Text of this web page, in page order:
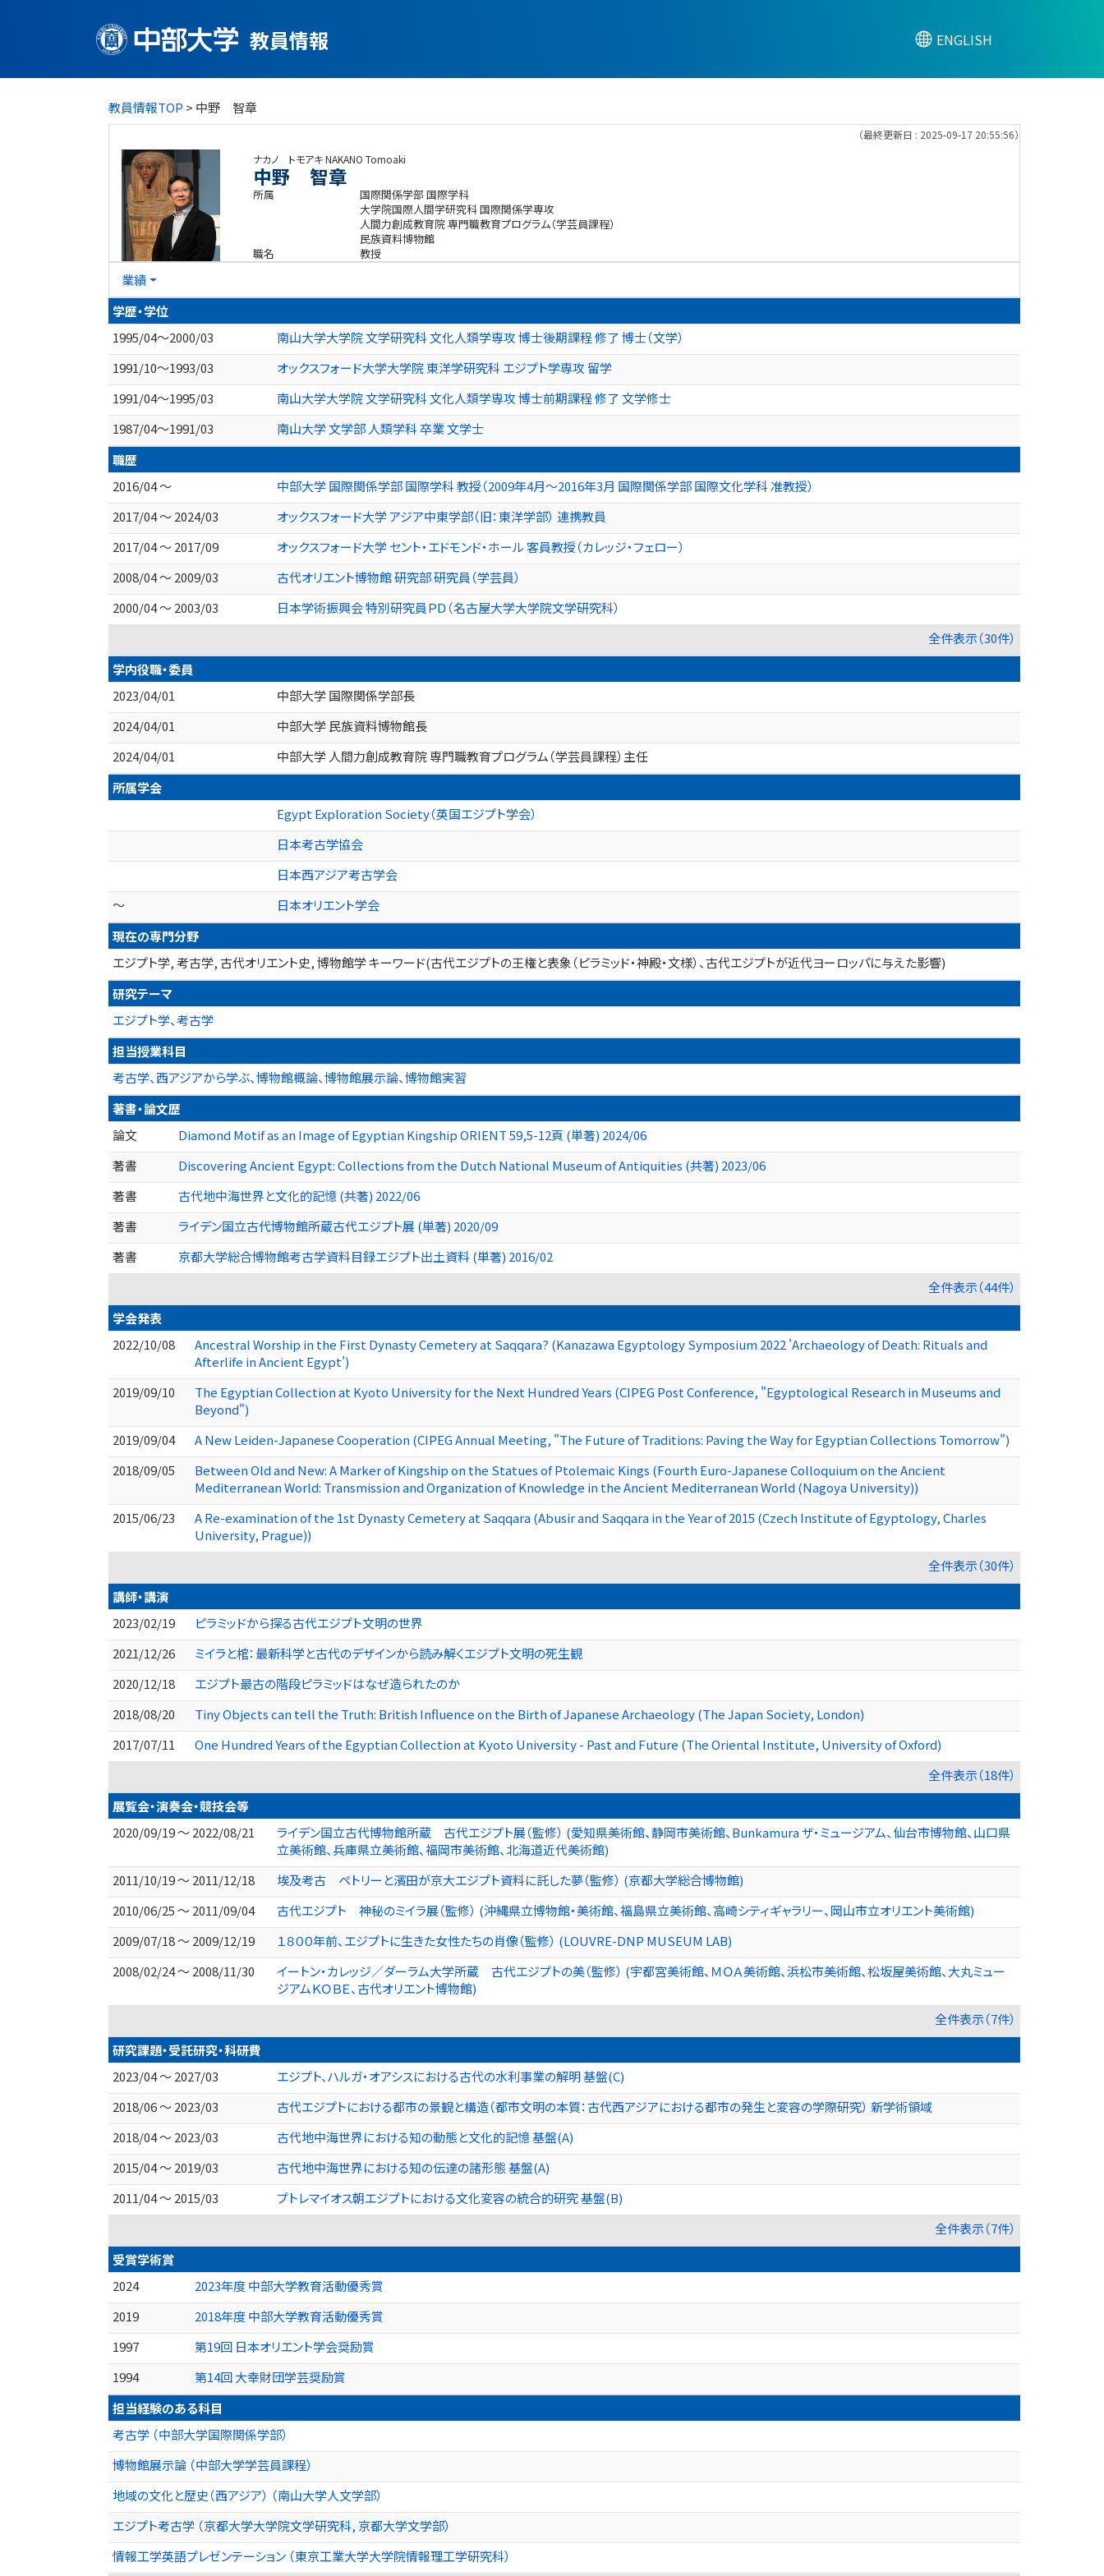
教員情報 ENGLISH
教員情報TOP > 中野 智章
（最終更新日 : 2025-09-17 20:55:56）
ナカノ トモアキNAKANO Tomoaki
中野 智章
所属
国際関係学部 国際学科
大学院国際人間学研究科 国際関係学専攻
人間力創成教育院 専門職教育プログラム（学芸員課程）
民族資料博物館
職名
教授
業績
学歴・学位
1995/04～2000/03
南山大学大学院 文学研究科 文化人類学専攻 博士後期課程 修了 博士（文学）
1991/10～1993/03
オックスフォード大学大学院 東洋学研究科 エジプト学専攻 留学
1991/04～1995/03
南山大学大学院 文学研究科 文化人類学専攻 博士前期課程 修了 文学修士
1987/04～1991/03
南山大学 文学部 人類学科 卒業 文学士
職歴
2016/04 ～
中部大学 国際関係学部 国際学科 教授（2009年4月〜2016年3月 国際関係学部 国際文化学科 准教授）
2017/04 ～ 2024/03
オックスフォード大学 アジア中東学部（旧：東洋学部） 連携教員
2017/04 ～ 2017/09
オックスフォード大学 セント・エドモンド・ホール 客員教授（カレッジ・フェロー）
2008/04 ～ 2009/03
古代オリエント博物館 研究部 研究員（学芸員）
2000/04 ～ 2003/03
日本学術振興会 特別研究員ＰＤ（名古屋大学大学院文学研究科）
全件表示（30件）
学内役職・委員
2023/04/01
中部大学 国際関係学部長
2024/04/01
中部大学 民族資料博物館長
2024/04/01
中部大学 人間力創成教育院 専門職教育プログラム（学芸員課程）主任
所属学会
Egypt Exploration Society（英国エジプト学会）
日本考古学協会
日本西アジア考古学会
～
日本オリエント学会
現在の専門分野
エジプト学, 考古学, 古代オリエント史, 博物館学 キーワード(古代エジプトの王権と表象（ピラミッド・神殿・文様）、古代エジプトが近代ヨーロッパに与えた影響)
研究テーマ
エジプト学、考古学
担当授業科目
考古学、西アジアから学ぶ、博物館概論、博物館展示論、博物館実習
著書・論文歴
論文
Diamond Motif as an Image of Egyptian Kingship ORIENT 59,5-12頁 (単著) 2024/06
著書
Discovering Ancient Egypt: Collections from the Dutch National Museum of Antiquities (共著) 2023/06
著書
古代地中海世界と文化的記憶 (共著) 2022/06
著書
ライデン国立古代博物館所蔵古代エジプト展 (単著) 2020/09
著書
京都大学総合博物館考古学資料目録エジプト出土資料 (単著) 2016/02
全件表示（44件）
学会発表
2022/10/08
Ancestral Worship in the First Dynasty Cemetery at Saqqara? (Kanazawa Egyptology Symposium 2022 'Archaeology of Death: Rituals and
Afterlife in Ancient Egypt')
2019/09/10
The Egyptian Collection at Kyoto University for the Next Hundred Years (CIPEG Post Conference, "Egyptological Research in Museums and
Beyond")
2019/09/04
A New Leiden-Japanese Cooperation (CIPEG Annual Meeting, "The Future of Traditions: Paving the Way for Egyptian Collections Tomorrow")
2018/09/05
Between Old and New: A Marker of Kingship on the Statues of Ptolemaic Kings (Fourth Euro-Japanese Colloquium on the Ancient
Mediterranean World: Transmission and Organization of Knowledge in the Ancient Mediterranean World (Nagoya University))
2015/06/23
A Re-examination of the 1st Dynasty Cemetery at Saqqara (Abusir and Saqqara in the Year of 2015 (Czech Institute of Egyptology, Charles
University, Prague))
全件表示（30件）
講師・講演
2023/02/19
ピラミッドから探る古代エジプト文明の世界
2021/12/26
ミイラと棺：最新科学と古代のデザインから読み解くエジプト文明の死生観
2020/12/18
エジプト最古の階段ピラミッドはなぜ造られたのか
2018/08/20
Tiny Objects can tell the Truth: British Influence on the Birth of Japanese Archaeology (The Japan Society, London)
2017/07/11
One Hundred Years of the Egyptian Collection at Kyoto University - Past and Future (The Oriental Institute, University of Oxford)
全件表示（18件）
展覧会・演奏会・競技会等
2020/09/19 ～ 2022/08/21
ライデン国立古代博物館所蔵 古代エジプト展（監修） (愛知県美術館、静岡市美術館、Bunkamura ザ・ミュージアム、仙台市博物館、山口県
立美術館、兵庫県立美術館、福岡市美術館、北海道近代美術館)
2011/10/19 ～ 2011/12/18
埃及考古 ペトリーと濱田が京大エジプト資料に託した夢（監修） (京都大学総合博物館)
2010/06/25 ～ 2011/09/04
古代エジプト 神秘のミイラ展（監修） (沖縄県立博物館・美術館、福島県立美術館、高崎シティギャラリー、岡山市立オリエント美術館)
2009/07/18 ～ 2009/12/19
１８００年前、エジプトに生きた女性たちの肖像（監修） (LOUVRE-DNP MUSEUM LAB)
2008/02/24 ～ 2008/11/30
イートン・カレッジ／ダーラム大学所蔵 古代エジプトの美（監修） (宇都宮美術館、ＭＯＡ美術館、浜松市美術館、松坂屋美術館、大丸ミュー
ジアムＫＯＢＥ、古代オリエント博物館)
全件表示（7件）
研究課題・受託研究・科研費
2023/04 ～ 2027/03
エジプト、ハルガ・オアシスにおける古代の水利事業の解明 基盤(C)
2018/06 ～ 2023/03
古代エジプトにおける都市の景観と構造（都市文明の本質：古代西アジアにおける都市の発生と変容の学際研究） 新学術領域
2018/04 ～ 2023/03
古代地中海世界における知の動態と文化的記憶 基盤(A)
2015/04 ～ 2019/03
古代地中海世界における知の伝達の諸形態 基盤(A)
2011/04 ～ 2015/03
プトレマイオス朝エジプトにおける文化変容の統合的研究 基盤(B)
全件表示（7件）
受賞学術賞
2024
2023年度 中部大学教育活動優秀賞
2019
2018年度 中部大学教育活動優秀賞
1997
第19回 日本オリエント学会奨励賞
1994
第14回 大幸財団学芸奨励賞
担当経験のある科目
考古学 （中部大学国際関係学部）
博物館展示論 （中部大学学芸員課程）
地域の文化と歴史（西アジア） （南山大学人文学部）
エジプト考古学 （京都大学大学院文学研究科, 京都大学文学部）
情報工学英語プレゼンテーション （東京工業大学大学院情報理工学研究科）